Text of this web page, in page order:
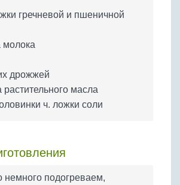
гречневой и пшеничной
молока
дрожжей
растительного масла
ч. ложки соли
немного подогреваем,